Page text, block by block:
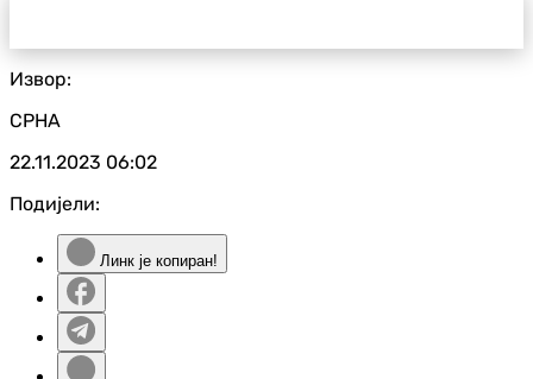
Извор:
СРНА
22.11.2023 06:02
Подијели:
Линк је копиран!